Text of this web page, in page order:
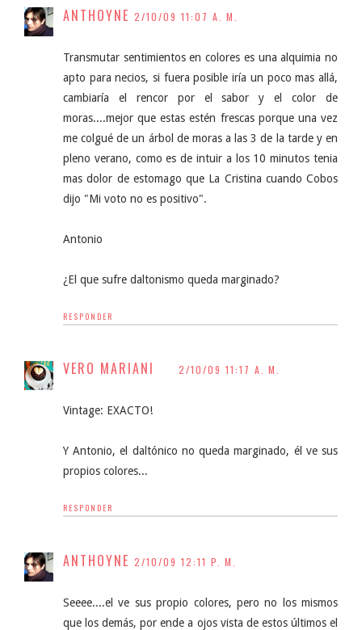
ANTHOYNE 2/10/09 11:07 A. M.
Transmutar sentimientos en colores es una alquimia no
apto para necios, si fuera posible iría un poco mas allá,
cambiaría el rencor por el sabor y el color de
moras....mejor que estas estén frescas porque una vez
me colgué de un árbol de moras a las 3 de la tarde y en
pleno verano, como es de intuir a los 10 minutos tenia
mas dolor de estomago que La Cristina cuando Cobos
dijo "Mi voto no es positivo".
Antonio
¿El que sufre daltonismo queda marginado?
RESPONDER
VERO MARIANI 2/10/09 11:17 A. M.
Vintage: EXACTO!
Y Antonio, el daltónico no queda marginado, él ve sus
propios colores...
RESPONDER
ANTHOYNE 2/10/09 12:11 P. M.
Seeee....el ve sus propio colores, pero no los mismos
que los demás, por ende a ojos vista de estos últimos el